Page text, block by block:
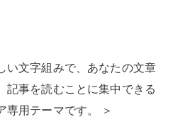
い文字組みで、あなたの文章
記事を読むことに集中できる
専用テーマです。 ＞